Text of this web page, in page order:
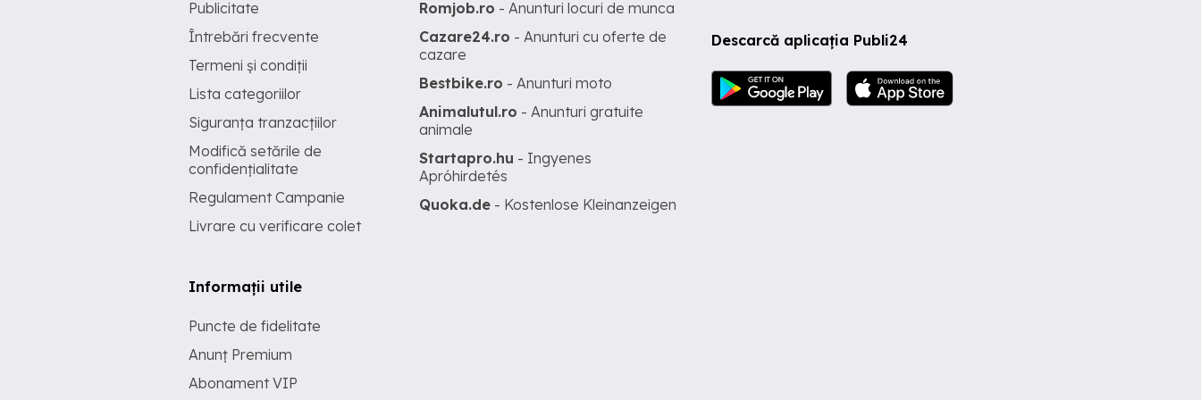
Descarcă aplicația Publi24
Publicitate
Întrebări frecvente
Termeni și condiții
Lista categoriilor
Siguranța tranzacțiilor
Modifică setările de
confidențialitate
Regulament Campanie
Livrare cu verificare colet
Informații utile
Puncte de fidelitate
Anunț Premium
Abonament VIP
Romjob.ro - Anunturi locuri de munca
Cazare24.ro - Anunturi cu oferte de
cazare
Bestbike.ro - Anunturi moto
Animalutul.ro - Anunturi gratuite
animale
Startapro.hu - Ingyenes
Apróhirdetés
Quoka.de - Kostenlose Kleinanzeigen